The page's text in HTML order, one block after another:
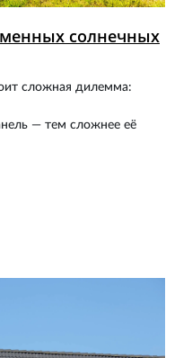
солнечных
сложная дилемма:
— тем сложнее её